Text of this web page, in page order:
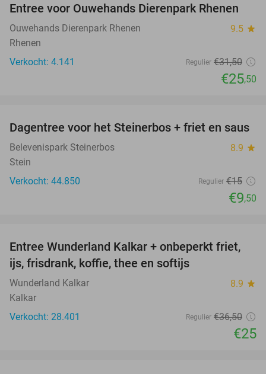
19%
Entree voor Ouwehands Dierenpark Rhenen
Ouwehands Dierenpark Rhenen 9.5 star
Rhenen
Verkocht: 4.141
Regulier €31,50
€25,50
37%
Dagentree voor het Steinerbos + friet en saus
Belevenispark Steinerbos 8.9 star
Stein
Verkocht: 44.850
Regulier €15
€9,50
32%
Entree Wunderland Kalkar + onbeperkt friet,
ijs, frisdrank, koffie, thee en softijs
Wunderland Kalkar 8.9 star
Kalkar
Verkocht: 28.401
Regulier €36,50
€25